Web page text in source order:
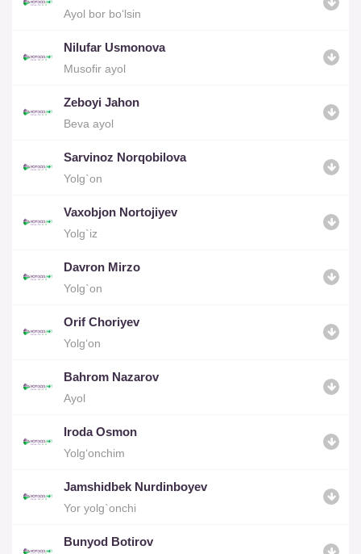
Ayol bor bo‘lsin
Nilufar Usmonova
Musofir ayol
Zeboyi Jahon
Beva ayol
Sarvinoz Norqobilova
Yolg`on
Vaxobjon Nortojiyev
Yolg`iz
Davron Mirzo
Yolg`on
Orif Choriyev
Yolg‘on
Bahrom Nazarov
Ayol
Iroda Osmon
Yolg‘onchim
Jamshidbek Nurdinboyev
Yor yolg`onchi
Bunyod Botirov